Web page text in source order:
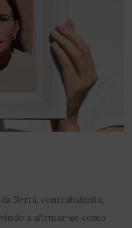
Sertã, contrabaixista,
a afirmar-se como